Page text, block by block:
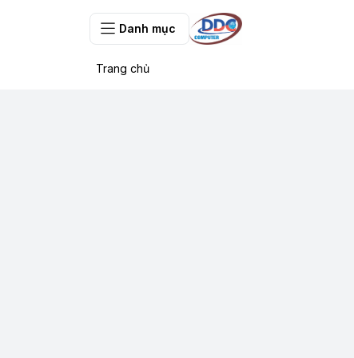
Danh mục
Trang chủ